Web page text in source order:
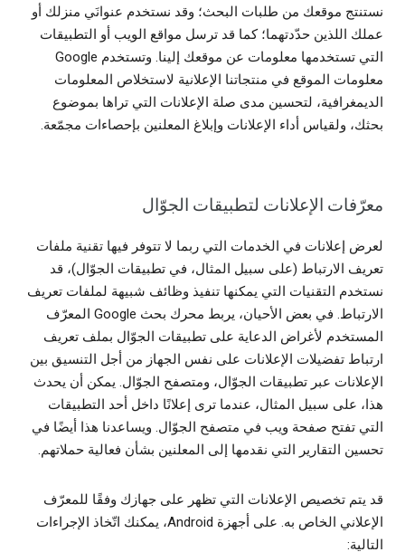
نستنتج موقعك من طلبات البحث؛ وقد نستخدم عنوانَي منزلك أو
عملك اللذين حدّدتهما؛ كما قد ترسل مواقع الويب أو التطبيقات
التي تستخدمها معلومات عن موقعك إلينا. وتستخدم Google
معلومات الموقع في منتجاتنا الإعلانية لاستخلاص المعلومات
الديمغرافية، لتحسين مدى صلة الإعلانات التي تراها بموضوع
بحثك، ولقياس أداء الإعلانات وإبلاغ المعلنين بإحصاءات مجمّعة.
معرّفات الإعلانات لتطبيقات الجوّال
لعرض إعلانات في الخدمات التي ربما لا تتوفر فيها تقنية ملفات
تعريف الارتباط (على سبيل المثال، في تطبيقات الجوّال)، قد
نستخدم التقنيات التي يمكنها تنفيذ وظائف شبيهة لملفات تعريف
الارتباط. في بعض الأحيان، يربط محرك بحث Google المعرّف
المستخدم لأغراض الدعاية على تطبيقات الجوّال بملف تعريف
ارتباط تفضيلات الإعلانات على نفس الجهاز من أجل التنسيق بين
الإعلانات عبر تطبيقات الجوّال، ومتصفح الجوّال. يمكن أن يحدث
هذا، على سبيل المثال، عندما ترى إعلانًا داخل أحد التطبيقات
التي تفتح صفحة ويب في متصفح الجوّال. ويساعدنا هذا أيضًا في
تحسين التقارير التي نقدمها إلى المعلنين بشأن فعالية حملاتهم.
قد يتم تخصيص الإعلانات التي تظهر على جهازك وفقًا للمعرّف
الإعلاني الخاص به. على أجهزة Android، يمكنك اتّخاذ الإجراءات
التالية: